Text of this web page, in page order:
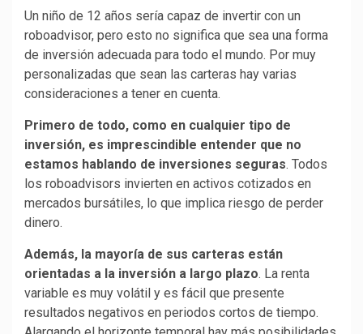
Un niño de 12 años sería capaz de invertir con un
roboadvisor, pero esto no significa que sea una forma
de inversión adecuada para todo el mundo. Por muy
personalizadas que sean las carteras hay varias
consideraciones a tener en cuenta.
Primero de todo, como en cualquier tipo de
inversión, es imprescindible entender que no
estamos hablando de inversiones seguras. Todos
los roboadvisors invierten en activos cotizados en
mercados bursátiles, lo que implica riesgo de perder
dinero.
Además, la mayoría de sus carteras están
orientadas a la inversión a largo plazo. La renta
variable es muy volátil y es fácil que presente
resultados negativos en periodos cortos de tiempo.